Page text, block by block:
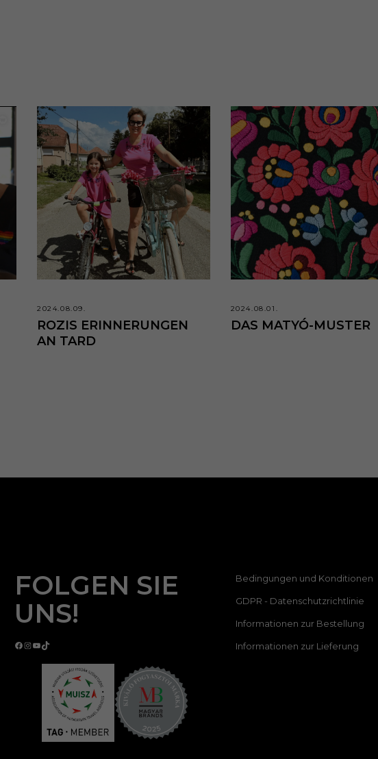
2024.08.09.
ROZIS ERINNERUNGEN
AN TARD
2024.08.01.
DAS MATYÓ-MUSTER
FOLGEN SIE
UNS!
Facebook
Instagram
YouTube
TikTok
Bedingungen und Konditionen
GDPR - Datenschutzrichtlinie
Informationen zur Bestellung
Informationen zur Lieferung